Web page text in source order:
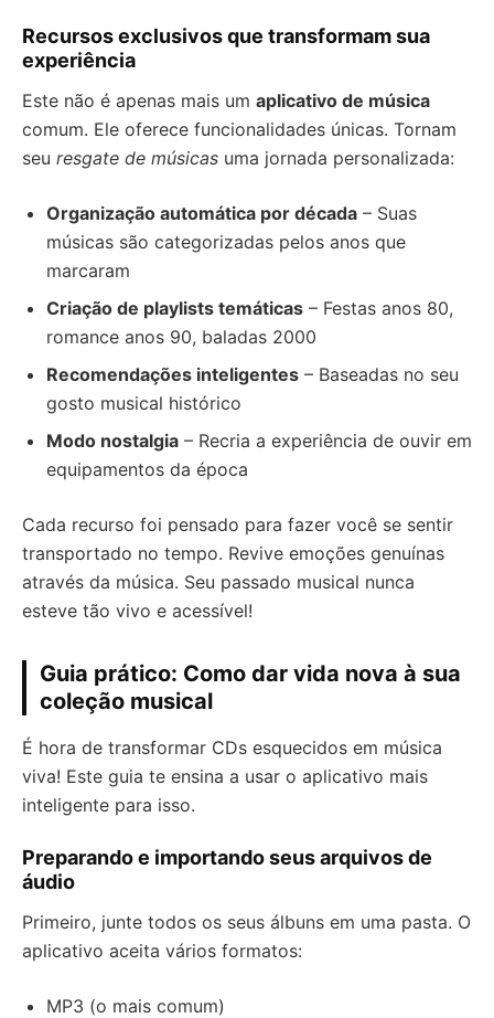
Recursos exclusivos que transformam sua
experiência
Este não é apenas mais um aplicativo de música
comum. Ele oferece funcionalidades únicas. Tornam
seu resgate de músicas uma jornada personalizada:
Organização automática por década – Suas
músicas são categorizadas pelos anos que
marcaram
Criação de playlists temáticas – Festas anos 80,
romance anos 90, baladas 2000
Recomendações inteligentes – Baseadas no seu
gosto musical histórico
Modo nostalgia – Recria a experiência de ouvir em
equipamentos da época
Cada recurso foi pensado para fazer você se sentir
transportado no tempo. Revive emoções genuínas
através da música. Seu passado musical nunca
esteve tão vivo e acessível!
Guia prático: Como dar vida nova à sua
coleção musical
É hora de transformar CDs esquecidos em música
viva! Este guia te ensina a usar o aplicativo mais
inteligente para isso.
Preparando e importando seus arquivos de
áudio
Primeiro, junte todos os seus álbuns em uma pasta. O
aplicativo aceita vários formatos:
MP3 (o mais comum)